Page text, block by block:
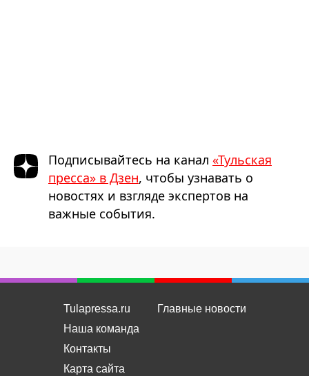
Подписывайтесь на канал «Тульская
пресса» в Дзен, чтобы узнавать о
новостях и взгляде экспертов на
важные события.
Tulapressa.ru
Наша команда
Контакты
Карта сайта
Главные новости